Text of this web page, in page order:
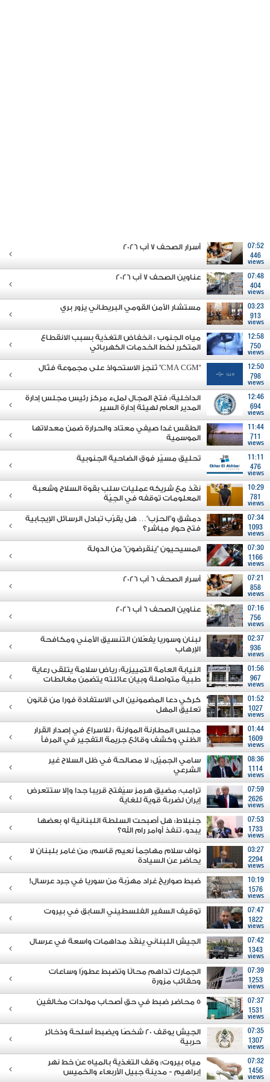
07:52
446
views
أسرار الصحف 7 آب 2026
07:48
404
views
عناوين الصحف 7 آب 2026
03:23
913
views
مستشار الأمن القومي البريطاني يزور بري
12:58
750
views
مياه الجنوب : انخفاض التغذية بسبب الانقطاع
المتكرر لخط الخدمات الكهربائي
12:50
798
views
"CMA CGM" تُنجز الاستحواذ على مجموعة فتّال
12:46
694
views
الداخلية: فتح المجال لملء مركز رئيس مجلس إدارة
المدير العام لهيئة إدارة السير
11:44
711
views
الطقس غدا صيفي معتاد والحرارة ضمن معدلاتها
الموسمية
11:11
476
views
تحليق مسيّر فوق الضاحية الجنوبية
10:29
781
views
نفّذ مع شريكه عمليات سلب بقوة السلاح وشعبة
المعلومات توقفه في الجِيّة
07:34
1093
views
دمشق و"الحزب"… هل يقرّب تبادل الرسائل الإيجابية
فتح حوار مباشر؟
07:30
1166
views
المسيحيون "ينقرضون" من الدولة
07:21
858
views
أسرار الصحف 6 آب 2026
07:16
756
views
عناوين الصحف 6 آب 2026
02:37
936
views
لبنان وسوريا يفعّلان التنسيق الأمني ومكافحة
الإرهاب
01:56
967
views
النيابة العامة التمييزية: رياض سلامة يتلقى رعاية
طبية متواصلة وبيان عائلته يتضمن مغالطات
01:52
1027
views
كركي دعا المضمونين الى الاستفادة فورا من قانون
تعليق المهل
01:44
1609
views
مجلس المطارنة الموارنة : للاسراع في إصدار القرار
الظني وكشف وقائع جريمة التفجير في المرفأ
08:36
1114
views
سامي الجميّل: لا مصالحة في ظل السلاح غير
الشرعي
07:59
2626
views
ترامب: مضيق هرمز سيُفتح قريبا جدا وإلا ستتعرض
إيران لضربة قوية للغاية
07:53
1733
views
جنبلاط: هل أصبحت السلطة اللبنانية او بعضها
يبدو، تنفذ أوامر رام الله؟
03:27
2294
views
نواف سلام مهاجماً نعيم قاسم: من غامر بلبنان لا
يحاضر عن السيادة
10:19
1576
views
ضبط صواريخ غراد مهرّبة من سوريا في جرد عرسال!
07:47
1822
views
توقيف السفير الفلسطيني السابق في بيروت
07:42
1343
views
الجيش اللبناني ينفّذ مداهمات واسعة في عرسال
07:39
1253
views
الجمارك تداهم محالًا وتضبط عطورًا وساعات
وحقائب مزورة
07:37
1531
views
5 محاضر ضبط في حق أصحاب مولدات مخالفين
07:35
1307
views
الجيش يوقف 20 شخصًا ويضبط أسلحة وذخائر
حربية
07:32
1456
views
مياه بيروت: وقف التغذية بالمياه عن خط نهر
إبراهيم - مدينة جبيل الأربعاء والخميس